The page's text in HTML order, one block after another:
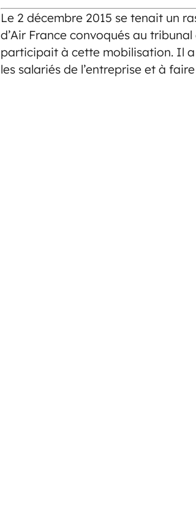
Le 2 décembre 2015 se tenait un
d’Air France convoqués au
participait à cette mobilisation. Il
les salariés de l’entreprise et à